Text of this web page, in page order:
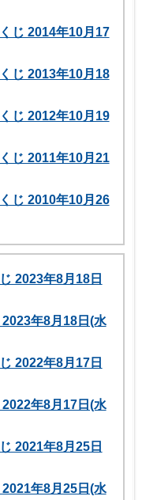
じ 2014年10月17
じ 2013年10月18
じ 2012年10月19
じ 2011年10月21
じ 2010年10月26
2023年8月18日
年8月18日(水
2022年8月17日
年8月17日(水
2021年8月25日
年8月25日(水